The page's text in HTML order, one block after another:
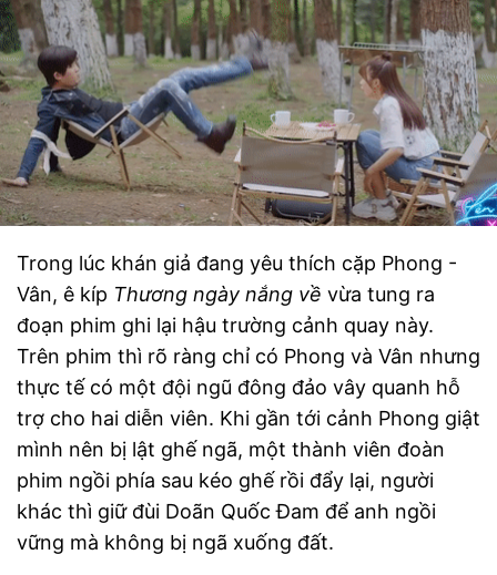
Trong lúc khán giả đang yêu thích cặp Phong -
Vân, ê kíp Thương ngày nắng về vừa tung ra
đoạn phim ghi lại hậu trường cảnh quay này.
Trên phim thì rõ ràng chỉ có Phong và Vân nhưng
thực tế có một đội ngũ đông đảo vây quanh hỗ
trợ cho hai diễn viên. Khi gần tới cảnh Phong giật
mình nên bị lật ghế ngã, một thành viên đoàn
phim ngồi phía sau kéo ghế rồi đẩy lại, người
khác thì giữ đùi Doãn Quốc Đam để anh ngồi
vững mà không bị ngã xuống đất.